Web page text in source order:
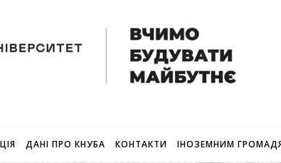
ДАНІ ПРО КНУБА КОНТАКТИ ІНОЗЕМНИМ